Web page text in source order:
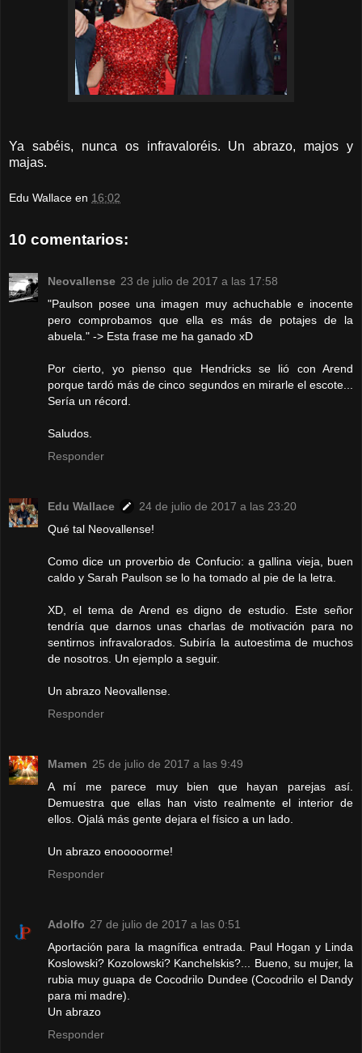
Ya sabéis, nunca os infravaloréis. Un abrazo, majos y
majas.
Edu Wallace en 16:02
10 comentarios:
Neovallense 23 de julio de 2017 a las 17:58
"Paulson posee una imagen muy achuchable e inocente
pero comprobamos que ella es más de potajes de la
abuela." -> Esta frase me ha ganado xD
Por cierto, yo pienso que Hendricks se lió con Arend
porque tardó más de cinco segundos en mirarle el escote...
Sería un récord.
Saludos.
Responder
Edu Wallace
24 de julio de 2017 a las 23:20
Qué tal Neovallense!
Como dice un proverbio de Confucio: a gallina vieja, buen
caldo y Sarah Paulson se lo ha tomado al pie de la letra.
XD, el tema de Arend es digno de estudio. Este señor
tendría que darnos unas charlas de motivación para no
sentirnos infravalorados. Subiría la autoestima de muchos
de nosotros. Un ejemplo a seguir.
Un abrazo Neovallense.
Responder
Mamen 25 de julio de 2017 a las 9:49
A mí me parece muy bien que hayan parejas así.
Demuestra que ellas han visto realmente el interior de
ellos. Ojalá más gente dejara el físico a un lado.
Un abrazo enooooorme!
Responder
Adolfo 27 de julio de 2017 a las 0:51
Aportación para la magnífica entrada. Paul Hogan y Linda
Koslowski? Kozolowski? Kanchelskis?... Bueno, su mujer, la
rubia muy guapa de Cocodrilo Dundee (Cocodrilo el Dandy
para mi madre).
Un abrazo
Responder